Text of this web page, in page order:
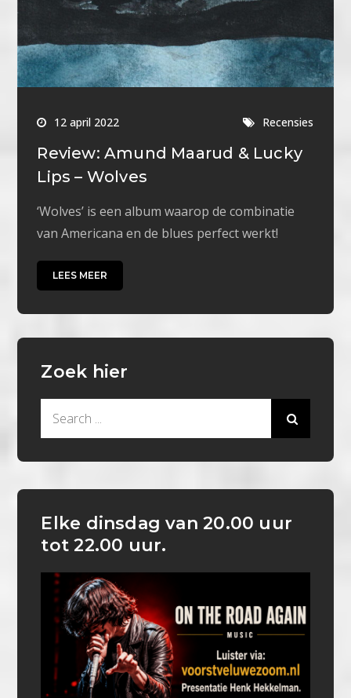
12 april 2022 Recensies
Review: Amund Maarud & Lucky
Lips – Wolves
‘Wolves’ is een album waarop de combinatie
van Americana en de blues perfect werkt!
LEES MEER
Zoek hier
Elke dinsdag van 20.00 uur
tot 22.00 uur.